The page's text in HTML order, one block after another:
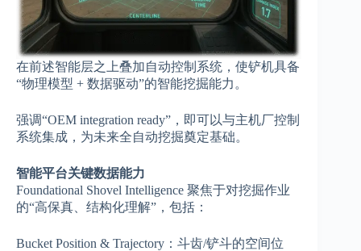
在前述智能层之上叠加自动控制系统，使铲机具备
“物理模型 + 数据驱动”的智能挖掘能力。
强调“OEM integration ready”，即可以与主机厂控制
系统集成，为未来全自动挖掘奠定基础。
智能平台关键数据能力
Foundational Shovel Intelligence 聚焦于对挖掘作业
的“高保真、结构化理解”，包括：
Bucket Position & Trajectory：斗齿/铲斗的空间位